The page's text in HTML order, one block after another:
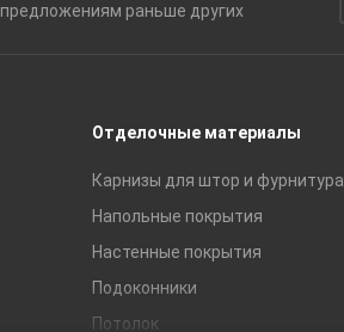
предложениям раньше других
Отделочные материалы
Карнизы для штор и фурнитура
Напольные покрытия
Настенные покрытия
Подоконники
Потолок